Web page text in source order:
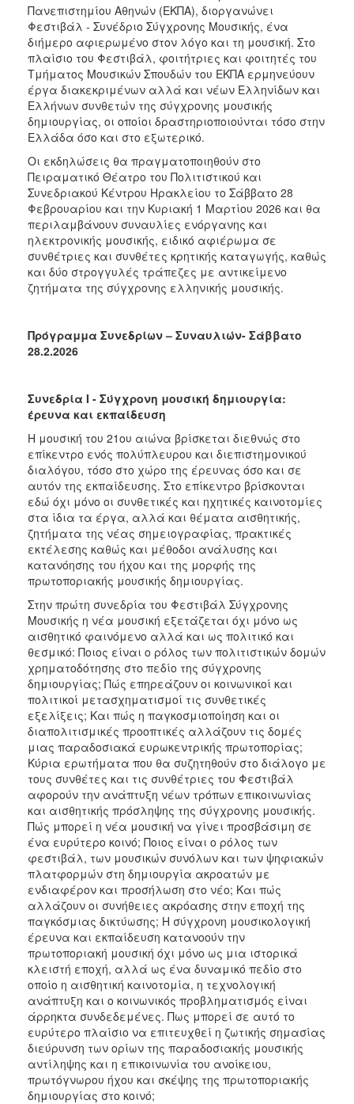
Πανεπιστημίου Αθηνών (ΕΚΠΑ), διοργανώνει
Φεστιβάλ - Συνέδριο Σύγχρονης Μουσικής, ένα
διήμερο αφιερωμένο στον λόγο και τη μουσική. Στο
πλαίσιο του Φεστιβάλ, φοιτήτριες και φοιτητές του
Τμήματος Μουσικών Σπουδών του ΕΚΠΑ ερμηνεύουν
έργα διακεκριμένων αλλά και νέων Ελληνίδων και
Ελλήνων συνθετών της σύγχρονης μουσικής
δημιουργίας, οι οποίοι δραστηριοποιούνται τόσο στην
Ελλάδα όσο και στο εξωτερικό.
Οι εκδηλώσεις θα πραγματοποιηθούν στο
Πειραματικό Θέατρο του Πολιτιστικού και
Συνεδριακού Κέντρου Ηρακλείου το Σάββατο 28
Φεβρουαρίου και την Κυριακή 1 Μαρτίου 2026 και θα
περιλαμβάνουν συναυλίες ενόργανης και
ηλεκτρονικής μουσικής, ειδικό αφιέρωμα σε
συνθέτριες και συνθέτες κρητικής καταγωγής, καθώς
και δύο στρογγυλές τράπεζες με αντικείμενο
ζητήματα της σύγχρονης ελληνικής μουσικής.
Πρόγραμμα Συνεδρίων – Συναυλιών- Σάββατο
28.2.2026
Συνεδρία Ι - Σύγχρονη μουσική δημιουργία:
έρευνα και εκπαίδευση
H μουσική του 21ου αιώνα βρίσκεται διεθνώς στο
επίκεντρο ενός πολύπλευρου και διεπιστημονικού
διαλόγου, τόσο στο χώρο της έρευνας όσο και σε
αυτόν της εκπαίδευσης. Στο επίκεντρο βρίσκονται
εδώ όχι μόνο οι συνθετικές και ηχητικές καινοτομίες
στα ίδια τα έργα, αλλά και θέματα αισθητικής,
ζητήματα της νέας σημειογραφίας, πρακτικές
εκτέλεσης καθώς και μέθοδοι ανάλυσης και
κατανόησης του ήχου και της μορφής της
πρωτοποριακής μουσικής δημιουργίας.
Στην πρώτη συνεδρία του Φεστιβάλ Σύγχρονης
Μουσικής η νέα μουσική εξετάζεται όχι μόνο ως
αισθητικό φαινόμενο αλλά και ως πολιτικό και
θεσμικό: Ποιος είναι ο ρόλος των πολιτιστικών δομών
χρηματοδότησης στο πεδίο της σύγχρονης
δημιουργίας; Πώς επηρεάζουν οι κοινωνικοί και
πολιτικοί μετασχηματισμοί τις συνθετικές
εξελίξεις; Και πώς η παγκοσμιοποίηση και οι
διαπολιτισμικές προοπτικές αλλάζουν τις δομές
μιας παραδοσιακά ευρωκεντρικής πρωτοπορίας;
Κύρια ερωτήματα που θα συζητηθούν στο διάλογο με
τους συνθέτες και τις συνθέτριες του Φεστιβάλ
αφορούν την ανάπτυξη νέων τρόπων επικοινωνίας
και αισθητικής πρόσληψης της σύγχρονης μουσικής.
Πώς μπορεί η νέα μουσική να γίνει προσβάσιμη σε
ένα ευρύτερο κοινό; Ποιος είναι ο ρόλος των
φεστιβάλ, των μουσικών συνόλων και των ψηφιακών
πλατφορμών στη δημιουργία ακροατών με
ενδιαφέρον και προσήλωση στο νέο; Και πώς
αλλάζουν οι συνήθειες ακρόασης στην εποχή της
παγκόσμιας δικτύωσης; Η σύγχρονη μουσικολογική
έρευνα και εκπαίδευση κατανοούν την
πρωτοποριακή μουσική όχι μόνο ως μια ιστορικά
κλειστή εποχή, αλλά ως ένα δυναμικό πεδίο στο
οποίο η αισθητική καινοτομία, η τεχνολογική
ανάπτυξη και ο κοινωνικός προβληματισμός είναι
άρρηκτα συνδεδεμένες. Πως μπορεί σε αυτό το
ευρύτερο πλαίσιο να επιτευχθεί η ζωτικής σημασίας
διεύρυνση των ορίων της παραδοσιακής μουσικής
αντίληψης και η επικοινωνία του ανοίκειου,
πρωτόγνωρου ήχου και σκέψης της πρωτοποριακής
δημιουργίας στο κοινό;